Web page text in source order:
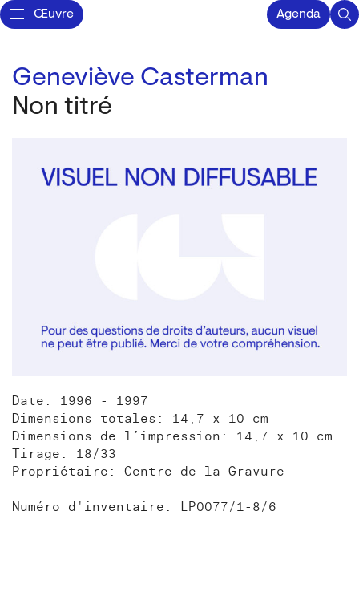
Œuvre Agenda
Geneviève Casterman
Non titré
Date: 1996 - 1997
Dimensions totales: 14,7 x 10 cm
Dimensions de l’impression: 14,7 x 10 cm
Tirage: 18/33
Propriétaire: Centre de la Gravure
Numéro d'inventaire: LP0077/1-8/6